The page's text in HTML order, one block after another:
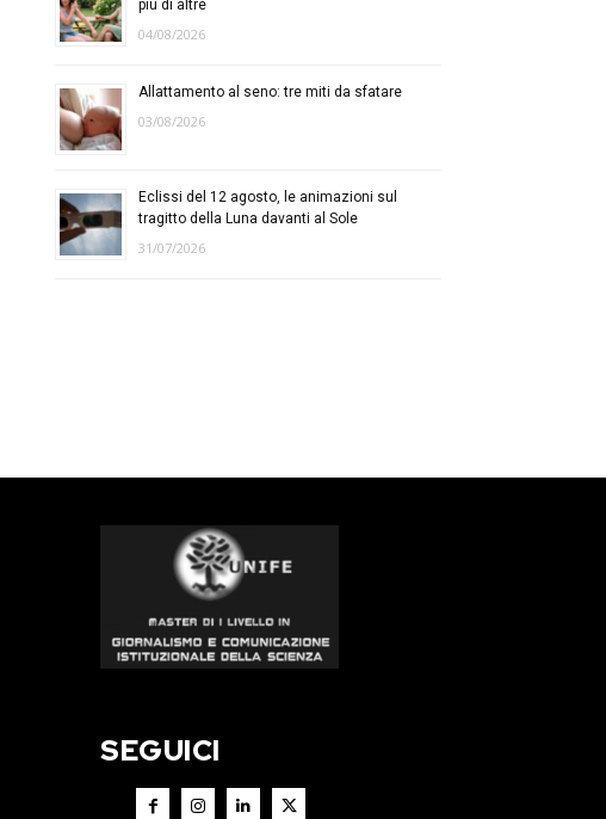
più di altre
04/08/2026
Allattamento al seno: tre miti da sfatare
03/08/2026
Eclissi del 12 agosto, le animazioni sul
tragitto della Luna davanti al Sole
31/07/2026
SEGUICI